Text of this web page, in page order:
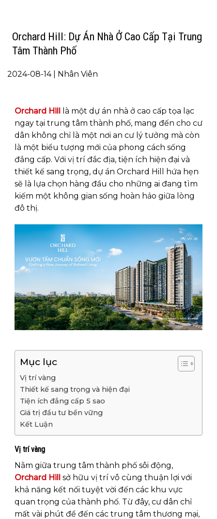
Orchard Hill: Dự Án Nhà Ở Cao Cấp Tại Trung
Tâm Thành Phố
2024-08-14 | Nhân Viên
Orchard Hill là một dự án nhà ở cao cấp tọa lạc
ngay tại trung tâm thành phố, mang đến cho cư
dân không chỉ là một nơi an cư lý tưởng mà còn
là một biểu tượng mới của phong cách sống
đẳng cấp. Với vị trí đắc địa, tiện ích hiện đại và
thiết kế sang trọng, dự án Orchard Hill hứa hẹn
sẽ là lựa chọn hàng đầu cho những ai đang tìm
kiếm một không gian sống hoàn hảo giữa lòng
đô thị.
Mục lục
Vị trí vàng
Thiết kế sang trọng và hiện đại
Tiện ích đẳng cấp 5 sao
Giá trị đầu tư bền vững
Kết Luận
Vị trí vàng
Nằm giữa trung tâm thành phố sôi động,
Orchard Hill sở hữu vị trí vô cùng thuận lợi với
khả năng kết nối tuyệt vời đến các khu vực
quan trọng của thành phố. Từ đây, cư dân chỉ
mất vài phút để đến các trung tâm thương mại,